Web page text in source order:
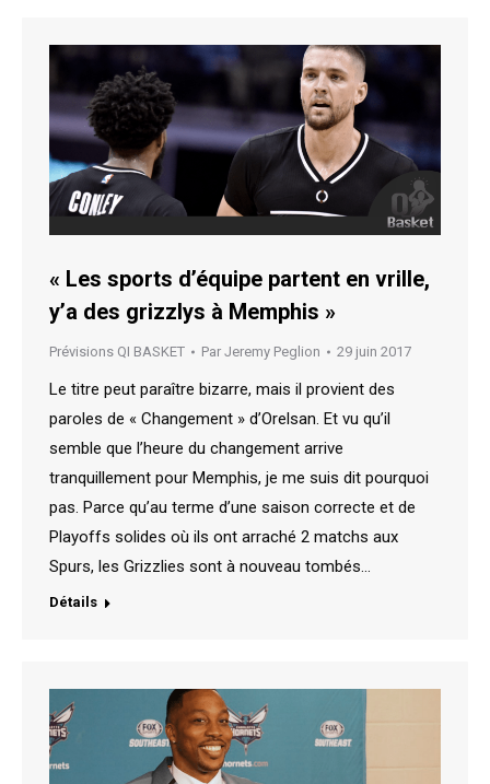
« Les sports d’équipe partent en vrille,
y’a des grizzlys à Memphis »
Prévisions QI BASKET Par Jeremy Peglion 29 juin 2017
Le titre peut paraître bizarre, mais il provient des
paroles de « Changement » d’Orelsan. Et vu qu’il
semble que l’heure du changement arrive
tranquillement pour Memphis, je me suis dit pourquoi
pas. Parce qu’au terme d’une saison correcte et de
Playoffs solides où ils ont arraché 2 matchs aux
Spurs, les Grizzlies sont à nouveau tombés…
Détails